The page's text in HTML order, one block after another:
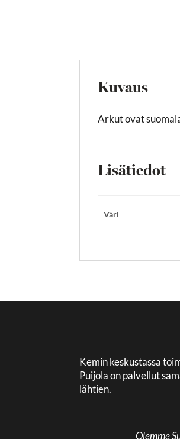
Kuvaus
Arkut ovat
Lisätiedot
Väri
Kemin keskustassa
Puijola on palvellut
lähtien.
Olemme